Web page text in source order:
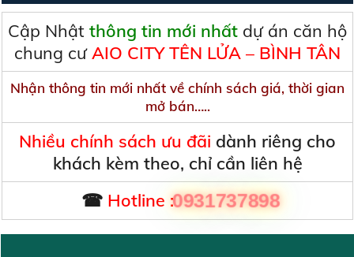
Cập Nhật thông tin mới nhất dự án căn hộ
chung cưAIO CITY TÊN LỬA – BÌNH TÂN
Nhận thông tin mới nhất về chính sách giá, thời gian
mở bán…..
Nhiều chính sách ưu đãi dành riêng cho
khách kèm theo, chỉ cần liên hệ
☎ Hotline :0931737898